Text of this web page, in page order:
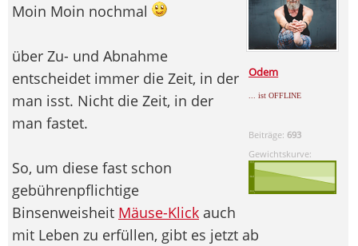
Odem
... ist OFFLINE
Beiträge: 693
Gewichtskurve:
Moin Moin nochmal
über Zu- und Abnahme
entscheidet immer die Zeit, in der
man isst. Nicht die Zeit, in der
man fastet.
So, um diese fast schon
gebührenpflichtige
Binsenweisheit Mäuse-Klick auch
mit Leben zu erfüllen, gibt es jetzt ab